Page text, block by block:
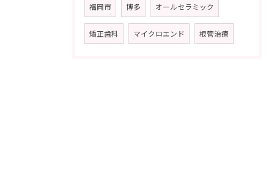
福岡市 博多 オールセラミック
矯正歯科 マイクロエンド 根管治療